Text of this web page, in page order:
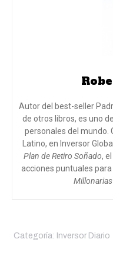
Autor del best-seller
de otros libros, es uno
personales del mundo.
Latino, en Inversor
Plan de Retiro Soñado,
acciones puntuales
Millonarias
Categoría: Inversor Diario